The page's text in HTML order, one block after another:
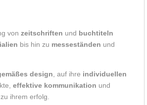
von zeitschriften und buchtiteln
bis hin zu messeständen und
design, auf ihre individuellen
effektive kommunikation und
ihrem erfolg.